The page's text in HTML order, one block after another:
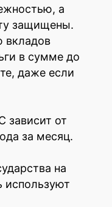
а
защищены.
вкладов
в сумме до
даже если
зависит от
за месяц.
на